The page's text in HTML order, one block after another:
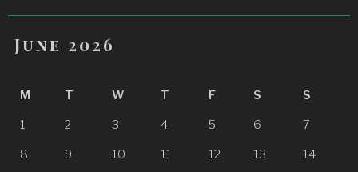
June 2026
M T W T F S S
1 2 3 4 5 6 7
8 9 10 11 12 13 14